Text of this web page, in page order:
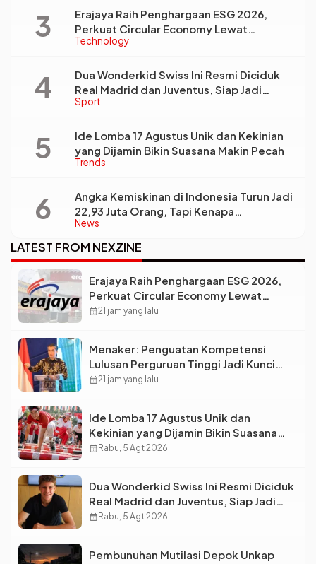
Technology
Erajaya Raih Penghargaan ESG 2026,
Perkuat Circular Economy Lewat
Pengelolaan Limbah Berkelanjutan
Sport
Dua Wonderkid Swiss Ini Resmi Diciduk
Real Madrid dan Juventus, Siap Jadi
Bintang Baru Eropa
Trends
Ide Lomba 17 Agustus Unik dan Kekinian
yang Dijamin Bikin Suasana Makin Pecah
News
Angka Kemiskinan di Indonesia Turun Jadi
22,93 Juta Orang, Tapi Kenapa
Ketimpangan Desa dan Kota Malah Makin
Lebar?
LATEST FROM NEXZINE
Erajaya Raih Penghargaan ESG 2026,
Perkuat Circular Economy Lewat
Pengelolaan Limbah Berkelanjutan
calendar_month21 jam yang lalu
Menaker: Penguatan Kompetensi
Lulusan Perguruan Tinggi Jadi Kunci
Menjawab Kebutuhan Dunia Kerja
calendar_month21 jam yang lalu
Ide Lomba 17 Agustus Unik dan
Kekinian yang Dijamin Bikin Suasana
Makin Pecah
calendar_monthRabu, 5 Agt 2026
Dua Wonderkid Swiss Ini Resmi Diciduk
Real Madrid dan Juventus, Siap Jadi
Bintang Baru Eropa
calendar_monthRabu, 5 Agt 2026
Pembunuhan Mutilasi Depok Unkap